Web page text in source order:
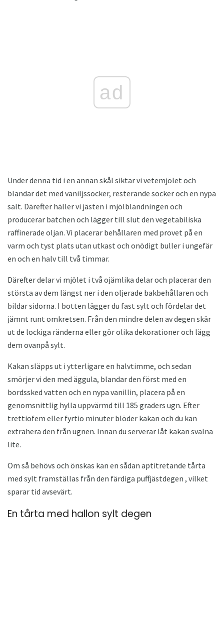
ad
Under denna tid i en annan skål siktar vi vetemjölet och
blandar det med vaniljssocker, resterande socker och en nypa
salt. Därefter häller vi jästen i mjölblandningen och
producerar batchen och lägger till slut den vegetabiliska
raffinerade oljan. Vi placerar behållaren med provet på en
varm och tyst plats utan utkast och onödigt buller i ungefär
en och en halv till två timmar.
Därefter delar vi mjölet i två ojämlika delar och placerar den
största av dem längst ner i den oljerade bakbehållaren och
bildar sidorna. I botten lägger du fast sylt och fördelar det
jämnt runt omkretsen. Från den mindre delen av degen skär
ut de lockiga ränderna eller gör olika dekorationer och lägg
dem ovanpå sylt.
Kakan släpps ut i ytterligare en halvtimme, och sedan
smörjer vi den med äggula, blandar den först med en
bordssked vatten och en nypa vanillin, placera på en
genomsnittlig hylla uppvärmd till 185 graders ugn. Efter
trettiofem eller fyrtio minuter blöder kakan och du kan
extrahera den från ugnen. Innan du serverar låt kakan svalna
lite.
Om så behövs och önskas kan en sådan aptitretande tårta
med sylt framställas från den färdiga puffjästdegen , vilket
sparar tid avsevärt.
En tårta med hallon sylt degen